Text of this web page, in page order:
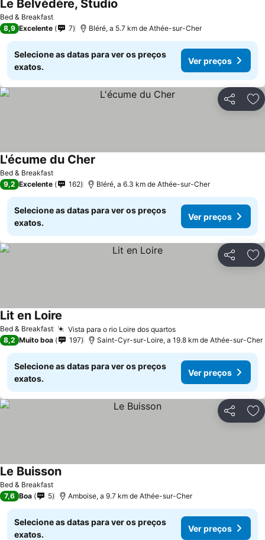
Bed & Breakfast
Le Belvédère, Studio
8,9 Excelente 7 Bléré, a 5.7 km de Athée-sur-Cher
Selecione as datas para ver os preços
exatos.
Ver preços
Partilhar
Bed & Breakfast
L'écume du Cher
9,2 Excelente 162 Bléré, a 6.3 km de Athée-sur-Cher
Selecione as datas para ver os preços
exatos.
Ver preços
Partilhar
Bed & Breakfast Vista para o rio Loire dos quartosVer preços
Lit en Loire
8,2 Muito boa 197 Saint-Cyr-sur-Loire, a 19.8 km de Athée-sur-Cher
Selecione as datas para ver os preços
exatos.
Ver preços
Partilhar
Bed & Breakfast
Le BuissonVer preços
7,6 Boa 5 Amboise, a 9.7 km de Athée-sur-Cher
Selecione as datas para ver os preços
exatos.
Ver preços